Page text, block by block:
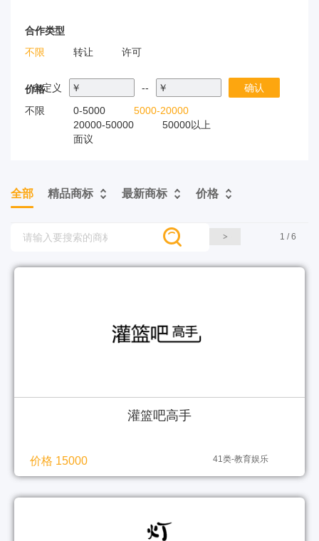
合作类型
不限
转让 许可
价格
不限
0-5000
5000-20000
20000-50000
50000以上
面议
自定义 ￥ -- ￥ 确认
全部 精品商标 最新商标 价格
1 / 6
灌篮吧高手
价格 15000 41类-教育娱乐